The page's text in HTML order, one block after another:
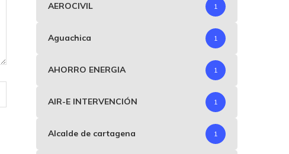
AEROCIVIL 1
Aguachica 1
AHORRO ENERGIA 1
AIR-E INTERVENCIÓN 1
Alcalde de cartagena 1